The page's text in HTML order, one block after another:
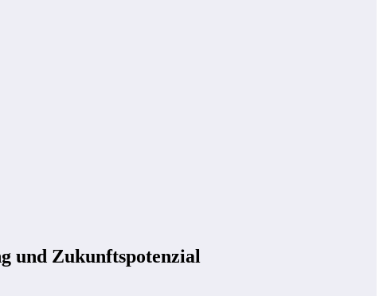
und Zukunftspotenzial